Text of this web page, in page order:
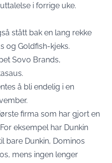
i forrige uke.
stått bak en lang rekke
og Goldfish-kjeks.
Sovo Brands,
å bli endelig i en
firma som har gjort en
eksempel har Dunkin
bare Dunkin, Dominos
mens ingen lenger